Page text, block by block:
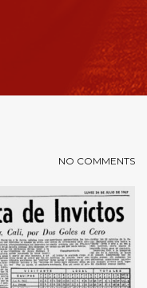
NO COMMENTS